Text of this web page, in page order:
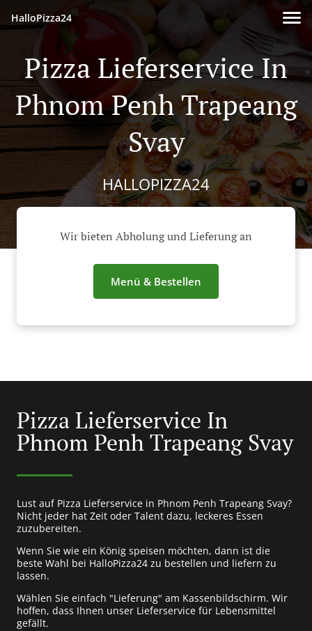
HalloPizza24
Pizza Lieferservice In
Phnom Penh Trapeang
Svay
HALLOPIZZA24
Wir bieten Abholung und Lieferung an
Menü & Bestellen
Pizza Lieferservice In
Phnom Penh Trapeang Svay
Lust auf Pizza Lieferservice in Phnom Penh Trapeang Svay?
Nicht jeder hat Zeit oder Talent dazu, leckeres Essen
zuzubereiten.
Wenn Sie wie ein König speisen möchten, dann ist die
beste Wahl bei HalloPizza24 zu bestellen und liefern zu
lassen.
Wählen Sie einfach "Lieferung" am Kassenbildschirm. Wir
hoffen, dass Ihnen unser Lieferservice für Lebensmittel
gefällt.